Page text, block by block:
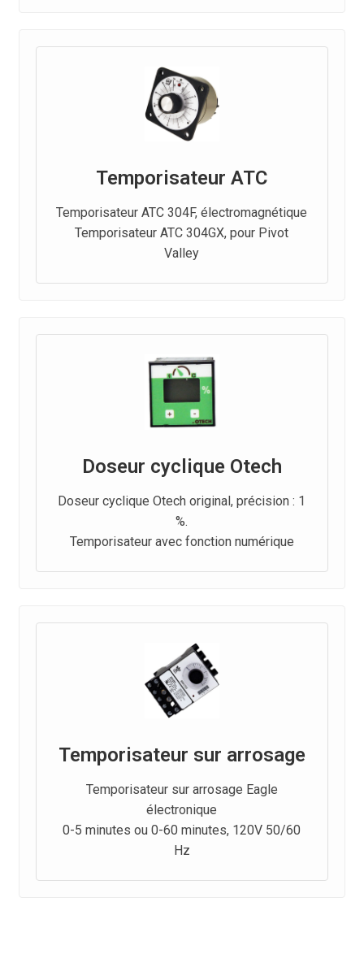
Temporisateur ATC
Temporisateur ATC 304F, électromagnétique
Temporisateur ATC 304GX, pour Pivot
Valley
Doseur cyclique Otech
Doseur cyclique Otech original, précision : 1
%.
Temporisateur avec fonction numérique
Temporisateur sur arrosage
Temporisateur sur arrosage Eagle
électronique
0-5 minutes ou 0-60 minutes, 120V 50/60
Hz